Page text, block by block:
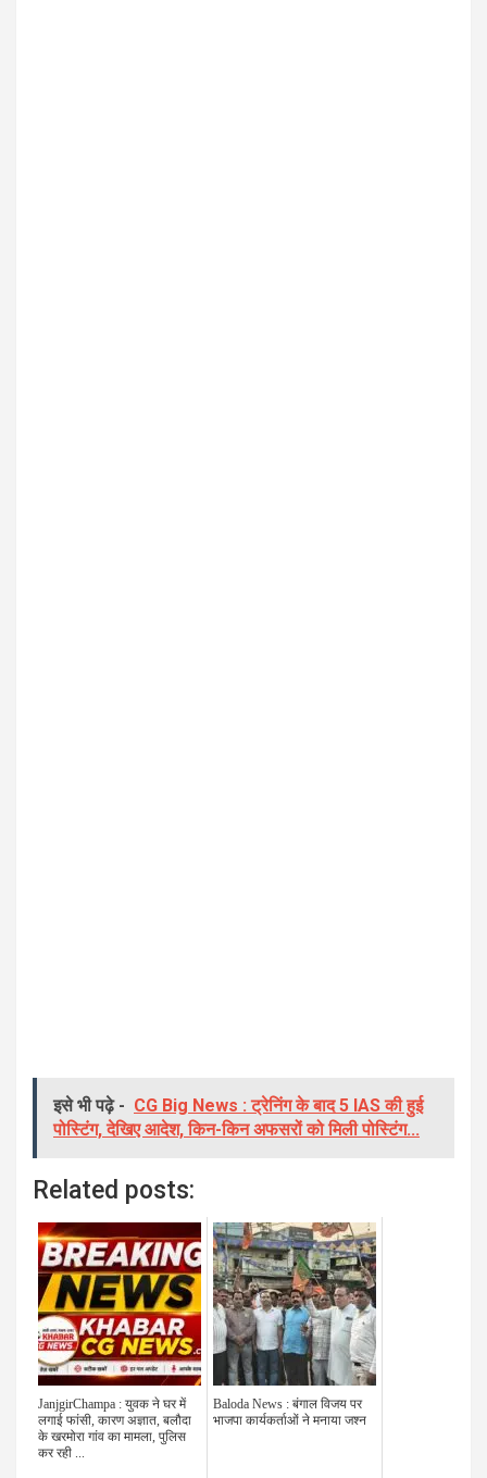
इसे भी पढ़े - CG Big News : ट्रेनिंग के बाद 5 IAS की हुई
पोस्टिंग, देखिए आदेश, किन-किन अफसरों को मिली पोस्टिंग...
Related posts:
JanjgirChampa : युवक ने घर में
लगाई फांसी, कारण अज्ञात, बलौदा
के खरमोरा गांव का मामला, पुलिस
कर रही ...
Baloda News : बंगाल विजय पर
भाजपा कार्यकर्ताओं ने मनाया जश्न